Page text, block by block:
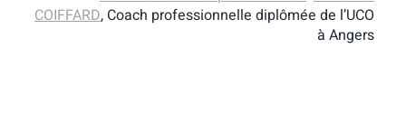
COIFFARD, Coach professionnelle diplômée de l’UCO
à Angers